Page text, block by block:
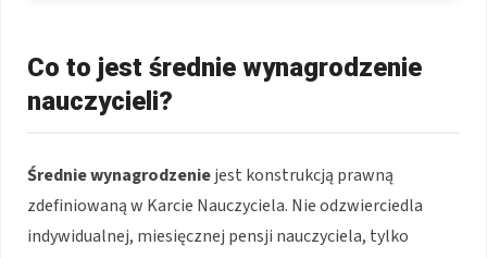
Co to jest średnie wynagrodzenie
nauczycieli?
Średnie wynagrodzeniejest konstrukcją prawną
zdefiniowaną w Karcie Nauczyciela. Nie odzwierciedla
indywidualnej, miesięcznej pensji nauczyciela, tylko